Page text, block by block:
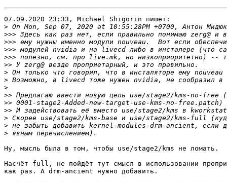
07.09.2020 23:33, Michael Shigorin пишет:
>
>>>
>>>
>>>
>>>
>>
>
>
>
>>
>>
>>
>
>
>
Ну, мысль была в том, чтобы use/stage2/kms не ломать.
Насчёт full, не пойдёт тут смысл в использовании
как раз. А drm-ancient нужно добавить.